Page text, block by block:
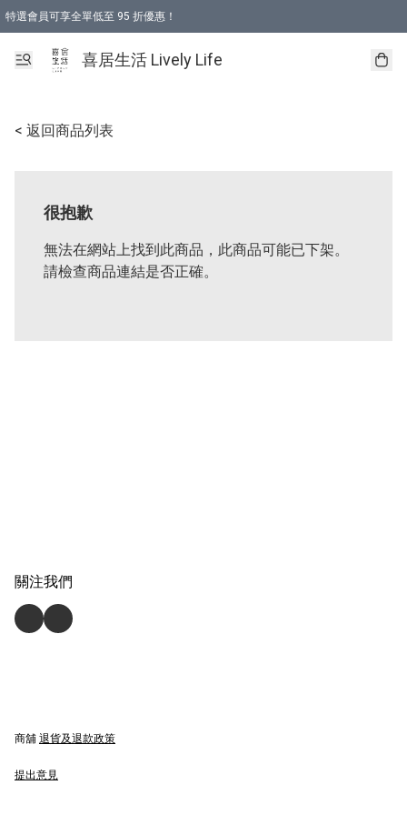
特選會員可享全單低至 95 折優惠！
購物折後滿$600免運費優惠 (減價貨品除外）
購物折後滿$320 即可免費於「順豐站」或「順豐智能櫃」自提點取貨 （冷凍食品
喜居生活 Lively Life
< 返回商品列表
很抱歉
無法在網站上找到此商品，此商品可能已下架。
請檢查商品連結是否正確。
關注我們
商舖 退貨及退款政策
提出意見